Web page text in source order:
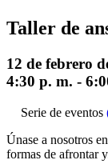
Taller de
12 de febrero
4:30 p. m. -
Serie de eventos
Únase a nosotros
formas de afrontar